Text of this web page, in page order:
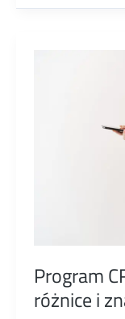
Program
różnice i